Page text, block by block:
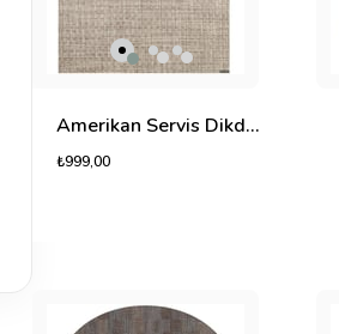
Amerikan Servis Dikdörtgen Magna
₺999,00